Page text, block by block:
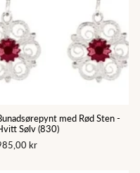
med Rød Sten -
Sølv (830)
kr